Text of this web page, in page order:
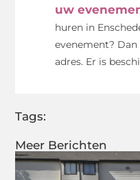
Meer Berichten
uw
huren in
evenement?
adres. Er is
Tags: